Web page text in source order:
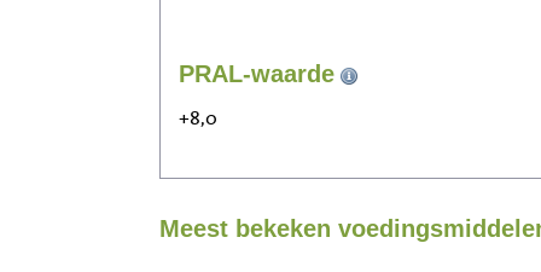
PRAL-waarde
+8,0
Meest bekeken